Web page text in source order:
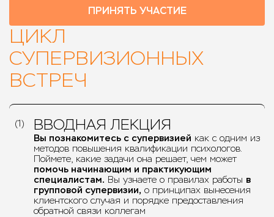
ПРИНЯТЬ УЧАСТИЕ
ЦИКЛ
СУПЕРВИЗИОННЫХ
ВСТРЕЧ
(1) ВВОДНАЯ ЛЕКЦИЯ
Вы познакомитесь с супервизией как с одним из
методов повышения квалификации психологов.
Поймете, какие задачи она решает, чем может
помочь начинающим и практикующим
специалистам. Вы узнаете о правилах работы в
групповой супервизии, о принципах вынесения
клиентского случая и порядке предоставления
обратной связи коллегам